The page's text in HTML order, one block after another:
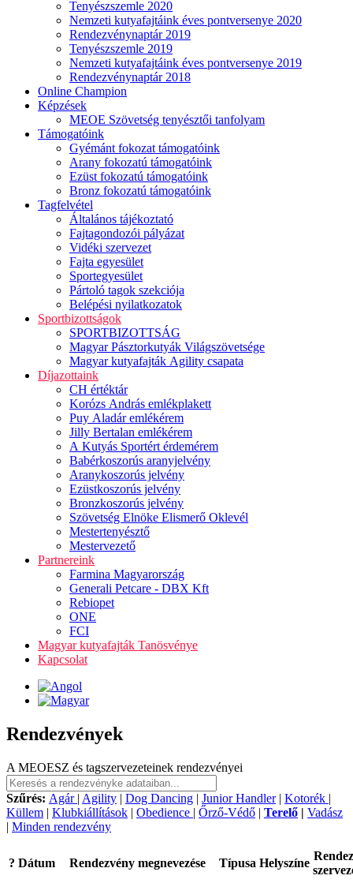
Tenyészszemle 2020
Nemzeti kutyafajtáink éves pontversenye 2020
Rendezvénynaptár 2019
Tenyészszemle 2019
Nemzeti kutyafajtáink éves pontversenye 2019
Rendezvénynaptár 2018
Online Champion
Képzések
MEOE Szövetség tenyésztői tanfolyam
Támogatóink
Gyémánt fokozat támogatóink
Arany fokozatú támogatóink
Ezüst fokozatú támogatóink
Bronz fokozatú támogatóink
Tagfelvétel
Általános tájékoztató
Fajtagondozói pályázat
Vidéki szervezet
Fajta egyesület
Sportegyesület
Pártoló tagok szekciója
Belépési nyilatkozatok
Sportbizottságok
SPORTBIZOTTSÁG
Magyar Pásztorkutyák Világszövetsége
Magyar kutyafajták Agility csapata
Díjazottaink
CH értéktár
Korózs András emlékplakett
Puy Aladár emlékérem
Jilly Bertalan emlékérem
A Kutyás Sportért érdemérem
Babérkoszorús aranyjelvény
Aranykoszorús jelvény
Ezüstkoszorús jelvény
Bronzkoszorús jelvény
Szövetség Elnöke Elismerő Oklevél
Mestertenyésztő
Mestervezető
Partnereink
Farmina Magyarország
Generali Petcare - DBX Kft
Rebiopet
ONE
FCI
Magyar kutyafajták Tanösvénye
Kapcsolat
Rendezvények
A MEOESZ és tagszervezeteinek rendezvényei
Szűrés: Agár | Agility | Dog Dancing | Junior Handler| Kotorék |
Küllem | Klubkiállítások | Obedience | Őrző-Védő | Terelő | Vadász
| Minden rendezvény
? Dátum Rendezvény megnevezése Típusa Helyszíne